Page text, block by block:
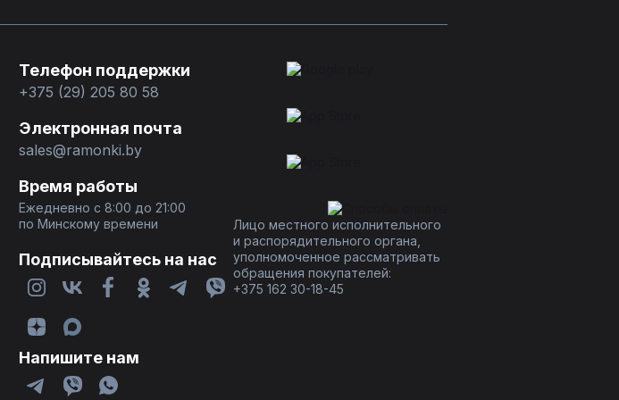
Телефон поддержки
+375 (29) 205 80 58
Электронная почта
sales@ramonki.by
Время работы
Ежедневно с 8:00 до 21:00
по Минскому времени
Подписывайтесь на нас
Напишите нам
Лицо местного исполнительного
и распорядительного органа,
уполномоченное рассматривать
обращения покупателей:
+375 162 30-18-45